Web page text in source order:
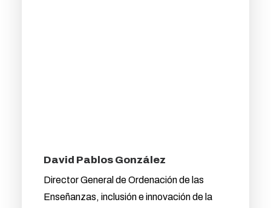
David Pablos González
Director General de Ordenación de las
Enseñanzas, inclusión e innovación de la